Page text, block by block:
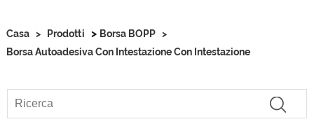
Casa > Prodotti > Borsa BOPP >
Borsa Autoadesiva Con Intestazione Con Intestazione